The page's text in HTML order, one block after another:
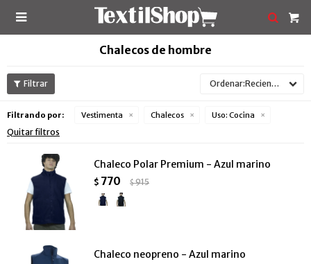

Chalecos de hombre
Recientes
Filtrando por: Vestimenta Chalecos Uso: Cocina
Quitar filtros
Chaleco Polar Premium - Azul marino
$ 770 $915
Chaleco neopreno - Azul marino